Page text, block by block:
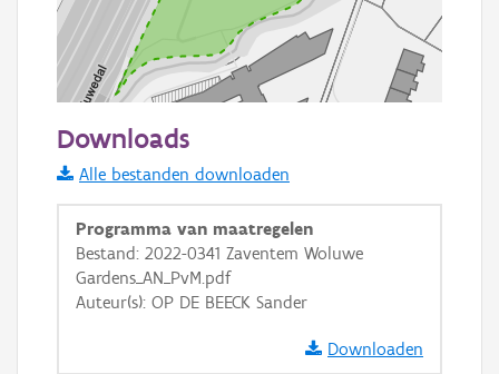
Informatie Vlaanderen
i
+ −
Downloads
Alle bestanden downloaden
Programma van maatregelen
Bestand: 2022-0341 Zaventem Woluwe
Gardens_AN_PvM.pdf
Auteur(s): OP DE BEECK Sander
Downloaden